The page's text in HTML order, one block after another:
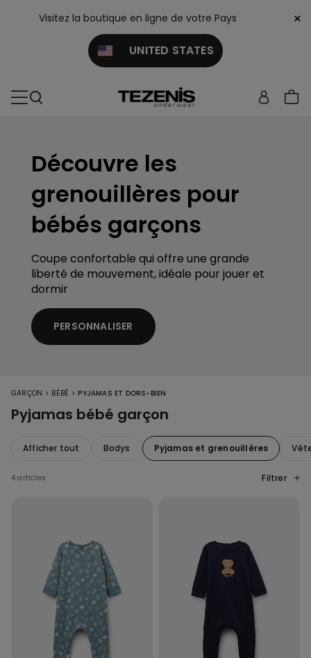
Visitez la boutique en ligne de votre Pays
UNITED STATES
×
Découvre les
grenouillères pour
bébés garçons
Coupe confortable qui offre une grande
liberté de mouvement, idéale pour jouer et
dormir
PERSONNALISER
GARÇON > BÉBÉ > PYJAMAS ET DORS-BIEN
Pyjamas bébé garçon
Afficher tout Bodys Pyjamas et grenouillères
4 articles Filtrer